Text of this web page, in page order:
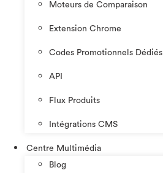
Moteurs de Comparaison
Extension Chrome
Codes Promotionnels Dédiés
API
Flux Produits
Intégrations CMS
Centre Multimédia
Blog